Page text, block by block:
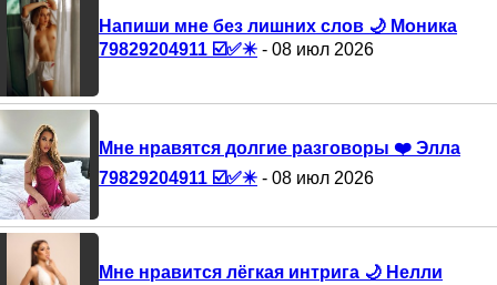
Напиши мне без лишних слов 🌙 Моника
79829204911 ☑️✅✴️ - 08 июл 2026
Мне нравятся долгие разговоры ❤️ Элла
79829204911 ☑️✅✴️ - 08 июл 2026
Мне нравится лёгкая интрига 🌙 Нелли